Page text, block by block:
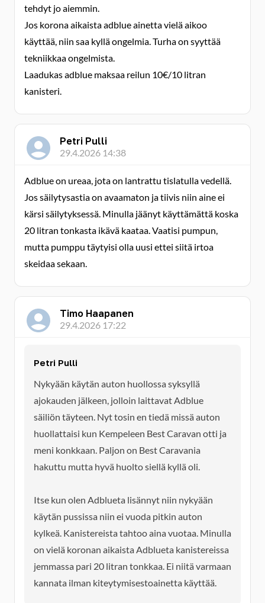
tehdyt jo aiemmin.
Jos korona aikaista adblue ainetta vielä aikoo
käyttää, niin saa kyllä ongelmia. Turha on syyttää
tekniikkaa ongelmista.
Laadukas adblue maksaa reilun 10€/10 litran
kanisteri.
Petri Pulli
29.4.2026 14:38
Adblue on ureaa, jota on lantrattu tislatulla vedellä.
Jos säilytysastia on avaamaton ja tiivis niin aine ei
kärsi säilytyksessä. Minulla jäänyt käyttämättä koska
20 litran tonkasta ikävä kaataa. Vaatisi pumpun,
mutta pumppu täytyisi olla uusi ettei siitä irtoa
skeidaa sekaan.
Timo Haapanen
29.4.2026 17:22
Petri Pulli
Nykyään käytän auton huollossa syksyllä
ajokauden jälkeen, jolloin laittavat Adblue
säiliön täyteen. Nyt tosin en tiedä missä auton
huollattaisi kun Kempeleen Best Caravan otti ja
meni konkkaan. Paljon on Best Caravania
hakuttu mutta hyvä huolto siellä kyllä oli.
Itse kun olen Adblueta lisännyt niin nykyään
käytän pussissa niin ei vuoda pitkin auton
kylkeä. Kanistereista tahtoo aina vuotaa. Minulla
on vielä koronan aikaista Adblueta kanistereissa
jemmassa pari 20 litran tonkkaa. Ei niitä varmaan
kannata ilman kiteytymisestoainetta käyttää.